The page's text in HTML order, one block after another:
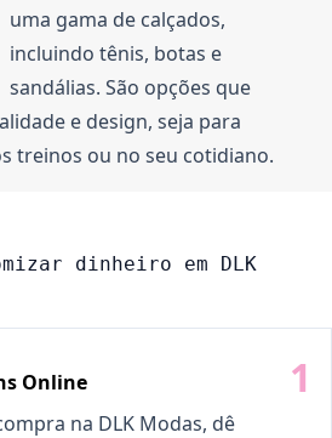
uma gama de calçados,
incluindo tênis, botas e
sandálias. São opções que
e design, seja para
treinos ou no seu cotidiano.
dinheiro em DLK
Online
na DLK Modas, dê